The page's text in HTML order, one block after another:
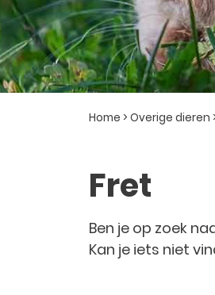
Home > Overige dieren
Fret
Ben je op zoek
Kan je iets niet